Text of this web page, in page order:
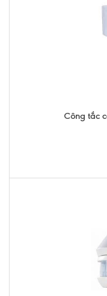
Công tắc